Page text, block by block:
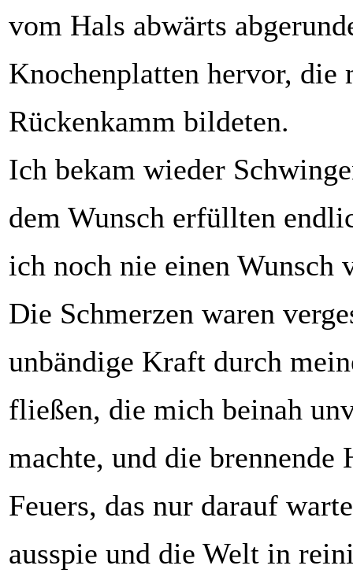
vom Hals abwärts
Knochenplatten hervor, die
Rückenkamm bildeten.
Ich bekam wieder
dem Wunsch erfüllten
ich noch nie einen Wunsch
Die Schmerzen waren
unbändige Kraft durch
fließen, die mich beinah
machte, und die brennende
Feuers, das nur darauf
ausspie und die Welt in